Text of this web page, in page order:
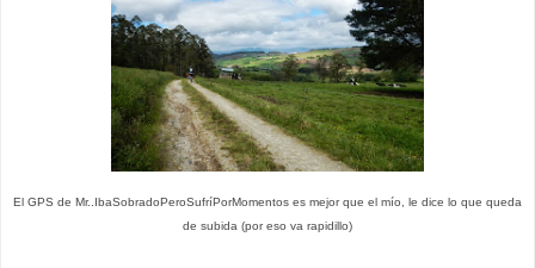
El GPS de Mr..IbaSobradoPeroSufríPorMomentos es mejor que el mío, le dice lo que queda
de subida (por eso va rapidillo)